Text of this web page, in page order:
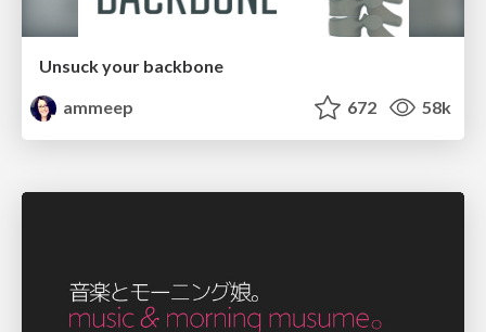
Unsuck your backbone
ammeep
672 58k